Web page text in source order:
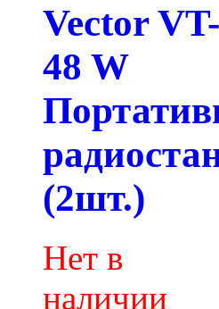
Vector VT-
48 W
(2шт.)
Нет в
наличии